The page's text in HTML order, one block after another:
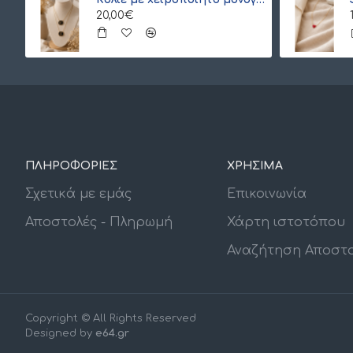
20,00€
ΠΛΗΡΟΦΟΡΙΕΣ
Σχετικά με εμάς
Αποστολές - Πληρωμή
ΧΡΗΣΙΜΑ
Επικοινωνία
Χάρτη ιστοτόπου
Αναζήτηση
Copyright © All Rights Reserved
Designed by e64.gr